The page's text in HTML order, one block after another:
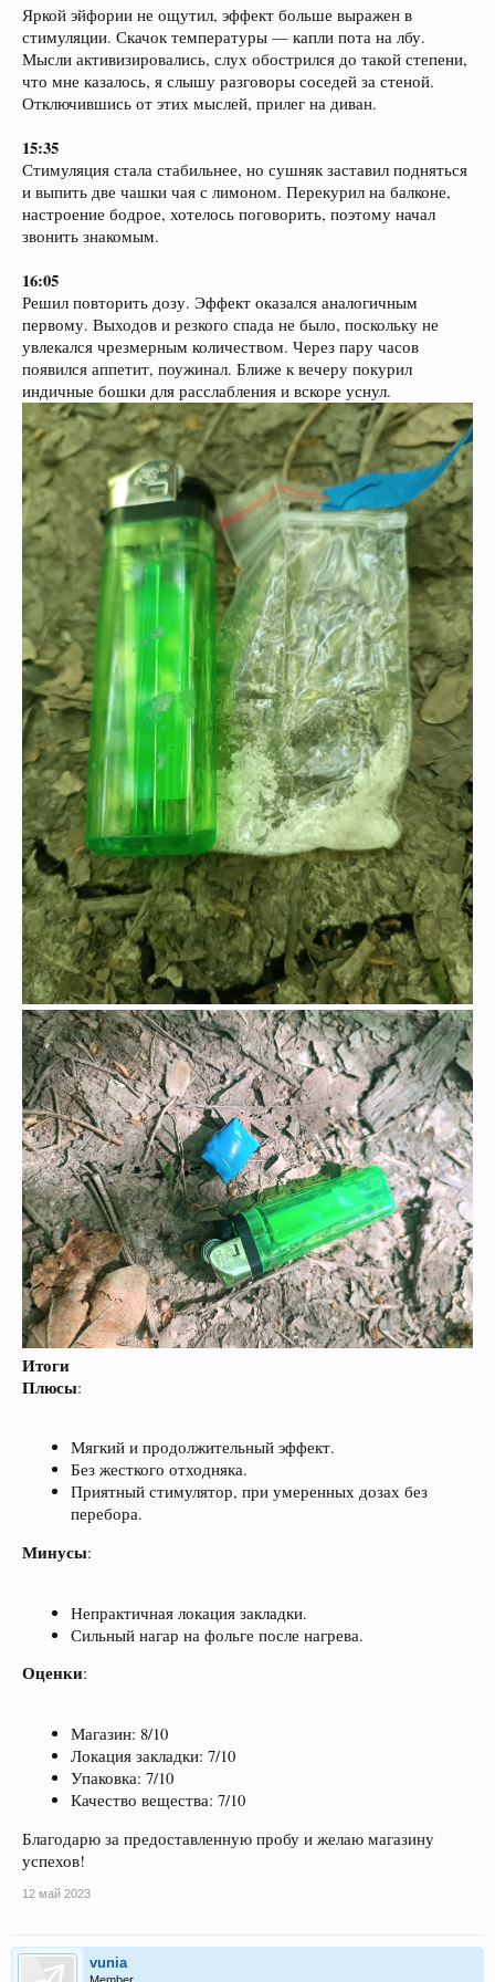
Яркой эйфории не ощутил, эффект больше выражен в
стимуляции. Скачок температуры — капли пота на лбу.
Мысли активизировались, слух обострился до такой степени,
что мне казалось, я слышу разговоры соседей за стеной.
Отключившись от этих мыслей, прилег на диван.
15:35
Стимуляция стала стабильнее, но сушняк заставил подняться
и выпить две чашки чая с лимоном. Перекурил на балконе,
настроение бодрое, хотелось поговорить, поэтому начал
звонить знакомым.
16:05
Решил повторить дозу. Эффект оказался аналогичным
первому. Выходов и резкого спада не было, поскольку не
увлекался чрезмерным количеством. Через пару часов
появился аппетит, поужинал. Ближе к вечеру покурил
индичные бошки для расслабления и вскоре уснул.
Итоги
Плюсы:
Мягкий и продолжительный эффект.
Без жесткого отходняка.
Приятный стимулятор, при умеренных дозах без
перебора.
Минусы:
Непрактичная локация закладки.
Сильный нагар на фольге после нагрева.
Оценки:
Магазин: 8/10
Локация закладки: 7/10
Упаковка: 7/10
Качество вещества: 7/10
Благодарю за предоставленную пробу и желаю магазину
успехов!
12 май 2023
vunia